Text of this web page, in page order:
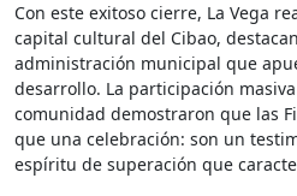
Con este exitoso cierre, La Vega
capital cultural del Cibao,
administración municipal que
desarrollo. La participación
comunidad demostraron que las
que una celebración: son un
espíritu de superación que